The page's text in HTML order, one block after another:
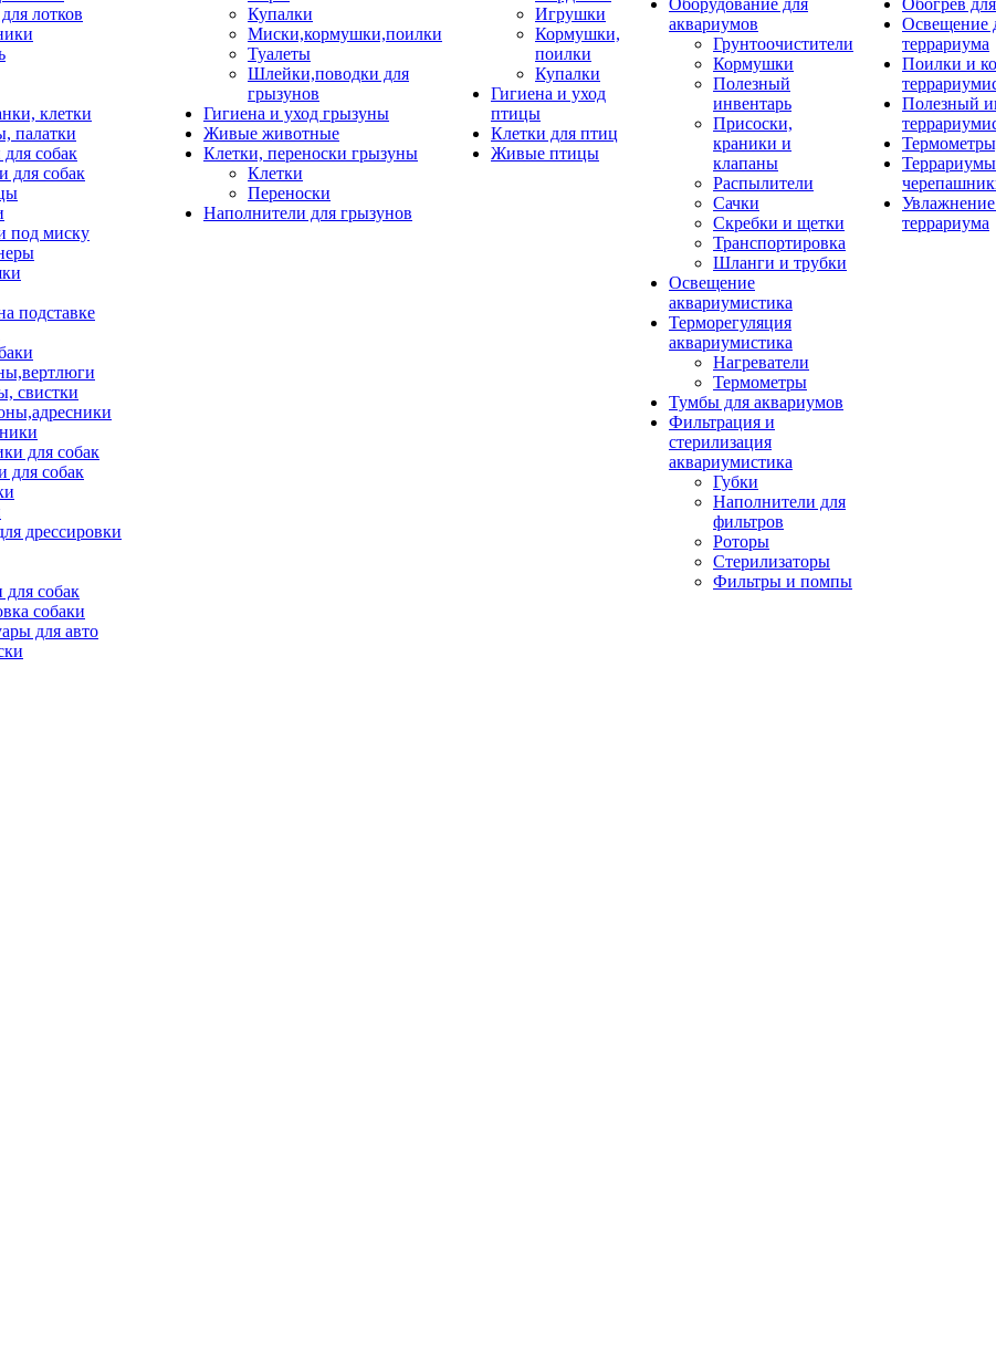
лотков
клетки
палатки
собак
для собак
под миску
подставке
свистки
для собак
для собак
дрессировки
собак
собаки
для авто
Купалки
Миски,кормушки,поилки
Туалеты
Шлейки,поводки для
грызунов
Гигиена и уход грызуны
Живые животные
Клетки, переноски грызуны
Клетки
Переноски
Наполнители для грызунов
Игрушки
Кормушки,
поилки
Купалки
Гигиена и уход
птицы
Клетки для птиц
Живые птицы
Оборудование для
аквариумов
Грунтоочистители
Кормушки
Полезный
инвентарь
Присоски,
краники и
клапаны
Распылители
Сачки
Скребки и щетки
Транспортировка
Шланги и трубки
Освещение
аквариумистика
Терморегуляция
аквариумистика
Нагреватели
Термометры
Тумбы для аквариумов
Фильтрация и
стерилизация
аквариумистика
Губки
Наполнители для
фильтров
Роторы
Стерилизаторы
Фильтры и помпы
Обогрев
Освещение
террариума
Поилки и
Полезный
террариума